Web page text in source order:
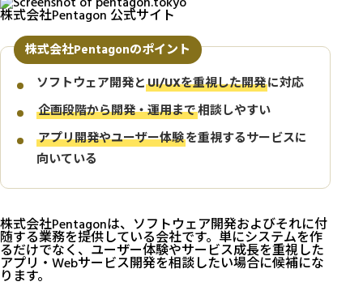
株式会社Pentagon 公式サイト
株式会社Pentagonのポイント
ソフトウェア開発とUI/UXを重視した開発に対応
企画段階から開発・運用まで相談しやすい
アプリ開発やユーザー体験を重視するサービスに
向いている
株式会社Pentagonは、ソフトウェア開発およびそれに付
随する業務を提供している会社です。単にシステムを作
るだけでなく、ユーザー体験やサービス成長を重視した
アプリ・Webサービス開発を相談したい場合に候補にな
ります。